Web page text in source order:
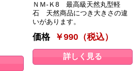
ＮＭ-Ｋ8 最高級天然丸型軽
石 天然商品につき大きさの違
いがあります。
価格 ￥990（税込）
詳しく見る